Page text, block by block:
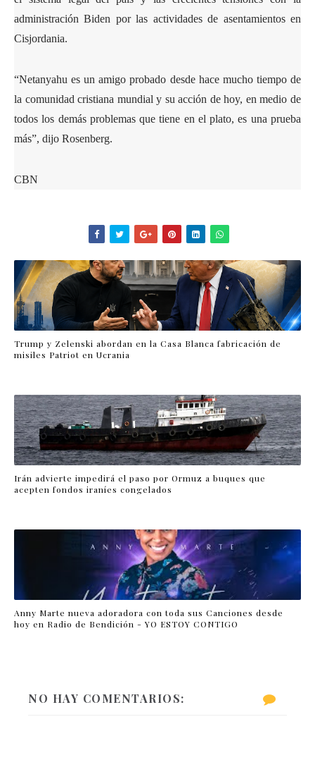
administración Biden por las actividades de asentamientos en
Cisjordania.
“Netanyahu es un amigo probado desde hace mucho tiempo de
la comunidad cristiana mundial y su acción de hoy, en medio de
todos los demás problemas que tiene en el plato, es una prueba
más”, dijo Rosenberg.
CBN
Trump y Zelenski abordan en la Casa Blanca fabricación de
misiles Patriot en Ucrania
Irán advierte impedirá el paso por Ormuz a buques que
acepten fondos iraníes congelados
Anny Marte nueva adoradora con toda sus Canciones desde
hoy en Radio de Bendición - YO ESTOY CONTIGO
NO HAY COMENTARIOS: